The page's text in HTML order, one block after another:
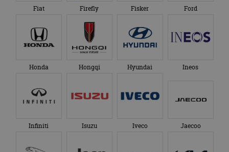
Fiat Firefly Fisker Ford
Honda Hongqi Hyundai Ineos
Infiniti Isuzu Iveco Jaecoo